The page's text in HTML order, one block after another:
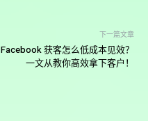
下一篇文章
Facebook 获客怎么低成本见效？
一文从教你高效拿下客户！